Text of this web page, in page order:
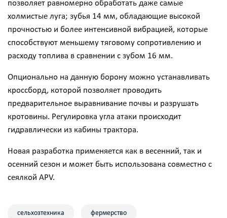
позволяет равномерно обработать даже самые
холмистые луга; зубья 14 мм, обладающие высокой
прочностью и более интенсивной вибрацией, которые
способствуют меньшему тяговому сопротивлению и
расходу топлива в сравнении с зубом 16 мм.
Опционально на данную борону можно устанавливать
кроссборд, которой позволяет проводить
предварительное выравнивание почвы и разрушать
кротовины. Регулировка угла атаки происходит
гидравлически из кабины трактора.
Новая разработка применяется как в весенний, так и
осенний сезон и может быть использована совместно с
сеялкой APV.
сельхозтехника фермерство